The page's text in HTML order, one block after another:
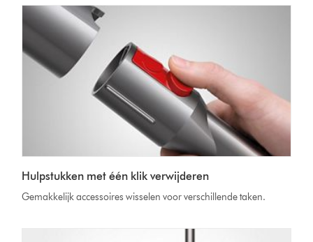
Hulpstukken met één klik verwijderen
Gemakkelijk accessoires wisselen voor verschillende taken.